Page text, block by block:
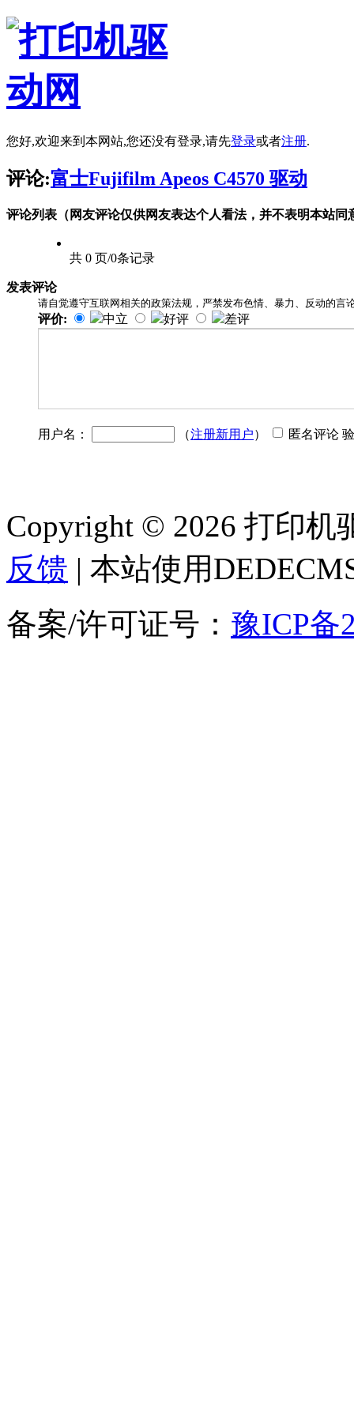
您好,欢迎来到本网站,您还没有登录,请先登录或者注册.
评论:富士Fujifilm Apeos C4570 驱动
评论列表（网友评论仅供网友表达个人看法，并不表明本站同
共 0 页/0条记录
发表评论
请自觉遵守互联网相关的政策法规，严禁发布色情、暴力、反动的言
评价: 中立 好评 差评
用户名： （注册新用户） 匿名评论
Copyright © 2026 打印
反馈 | 本站使用
备案/许可证号： 豫ICP备